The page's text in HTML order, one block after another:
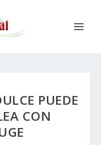
PUEDE
CON